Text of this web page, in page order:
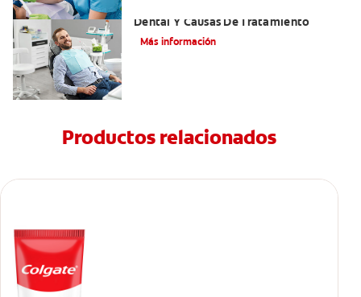
Dental Y Causas De Tratamiento
Más información
Productos relacionados